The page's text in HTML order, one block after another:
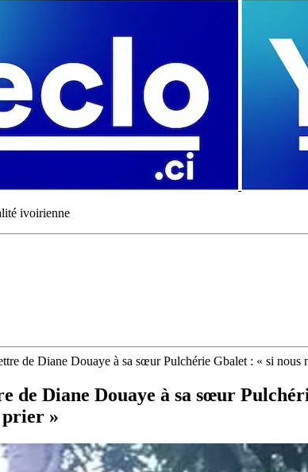
ivoirienne
de Diane Douaye à sa sœur Pulchérie Gbalet : « si
de Diane Douaye à sa sœur
prier »